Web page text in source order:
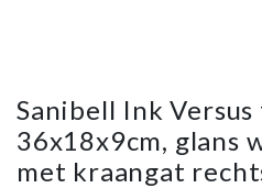
Sanibell Ink
36x18x9cm, glans
met kraangat